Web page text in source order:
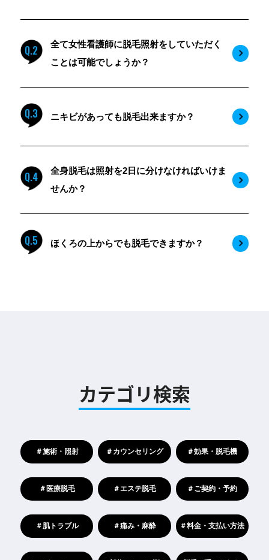
Q.2
全て女性看護師に脱毛照射をしていただく
ことは可能でしょうか？
Q.3 ニキビがあっても脱毛出来ますか？
Q.4
全身脱毛は照射を2日に分けなければいけま
せんか？
Q.5 ほくろの上からでも脱毛できますか？
カテゴリ検索
＃施術・照射 ＃カウンセリング ＃効果・脱毛機
＃医療脱毛 ＃エステ脱毛 ＃ご契約・予約
＃肌トラブル ＃痛み・麻酔 ＃料金・支払い方法